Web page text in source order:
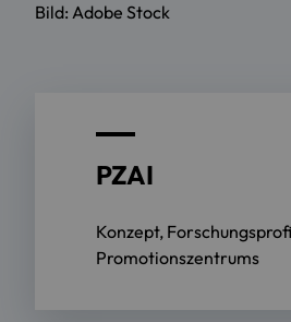
Bild: Adobe Stock
PZAI
Konzept,
Promotionszentrums